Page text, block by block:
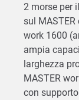
2 morse per
sul
work 1600
ampia
larghezza
MASTER
con